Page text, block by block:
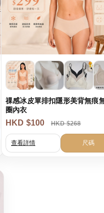
祼感冰皮單排扣隱形美背無痕
圈內衣
HKD $100 HKD $268
查看詳情 尺碼